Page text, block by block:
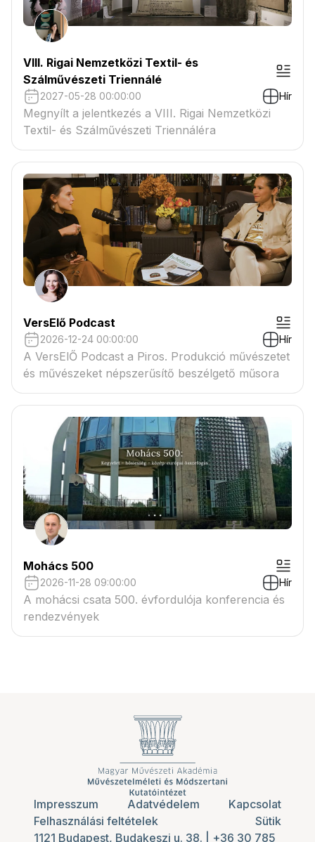
VIII. Rigai Nemzetközi Textil- és
Szálművészeti Triennálé
2027-05-28 00:00:00 Hír
Megnyílt a jelentkezés a VIII. Rigai Nemzetközi
Textil- és Szálművészeti Triennáléra
VersElő Podcast
2026-12-24 00:00:00 Hír
A VersElŐ Podcast a Piros. Produkció művészetet
és művészeket népszerűsítő beszélgető műsora
Mohács 500
2026-11-28 09:00:00 Hír
A mohácsi csata 500. évfordulója konferencia és
rendezvények
Impresszum Adatvédelem
Kapcsolat
Felhasználási feltételek
Sütik
1121 Budapest, Budakeszi u. 38.
+36 30 785